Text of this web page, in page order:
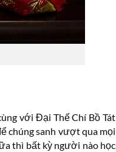
với Đại Thế Chí Bồ Tát
chúng sanh vượt qua mọi
thì bất kỳ người nào học